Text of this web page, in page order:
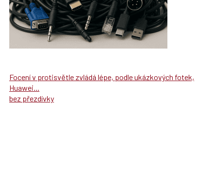
Focení v protisvětle zvládá lépe, podle ukázkových fotek,
Huawei...
bez přezdívky